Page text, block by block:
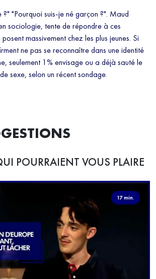
?" "Pourquoi suis-je né garçon ?". Maud
sociologie, tente de répondre à ces
massivement chez les plus jeunes. Si
ne pas se reconnaître dans une identité
seulement 1% envisage ou a déjà sauté le
sexe, selon un récent sondage.
POURRAIENT VOUS PLAIRE
17 min.